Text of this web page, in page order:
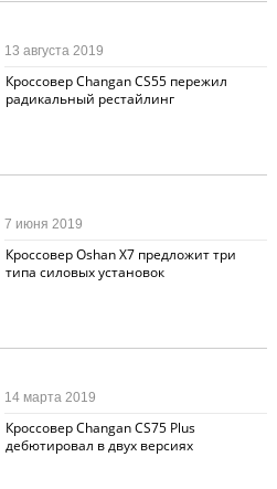
Кроссовер Changan CS55 пережил
радикальный рестайлинг
13 августа 2019
Кроссовер Oshan X7 предложит три
типа силовых установок
7 июня 2019
Кроссовер Changan CS75 Plus
дебютировал в двух версиях
14 марта 2019